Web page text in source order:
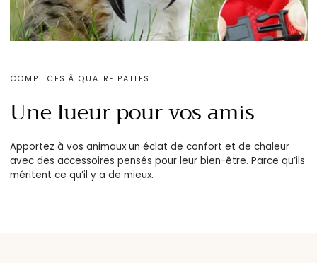
COMPLICES À QUATRE PATTES
Une lueur pour vos amis
Apportez à vos animaux un éclat de confort et de chaleur
avec des accessoires pensés pour leur bien-être. Parce qu’ils
méritent ce qu’il y a de mieux.